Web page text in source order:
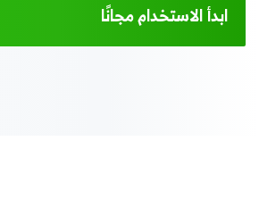
ابدأ الاستخدام مجانًا